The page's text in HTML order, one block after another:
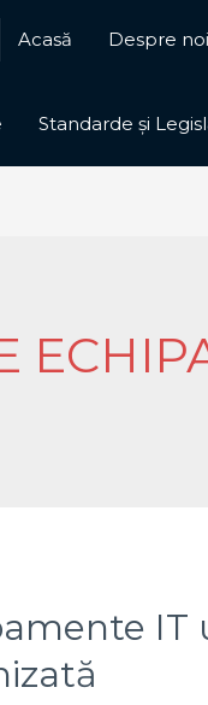
Acasă Despre noi
Standarde și
IT